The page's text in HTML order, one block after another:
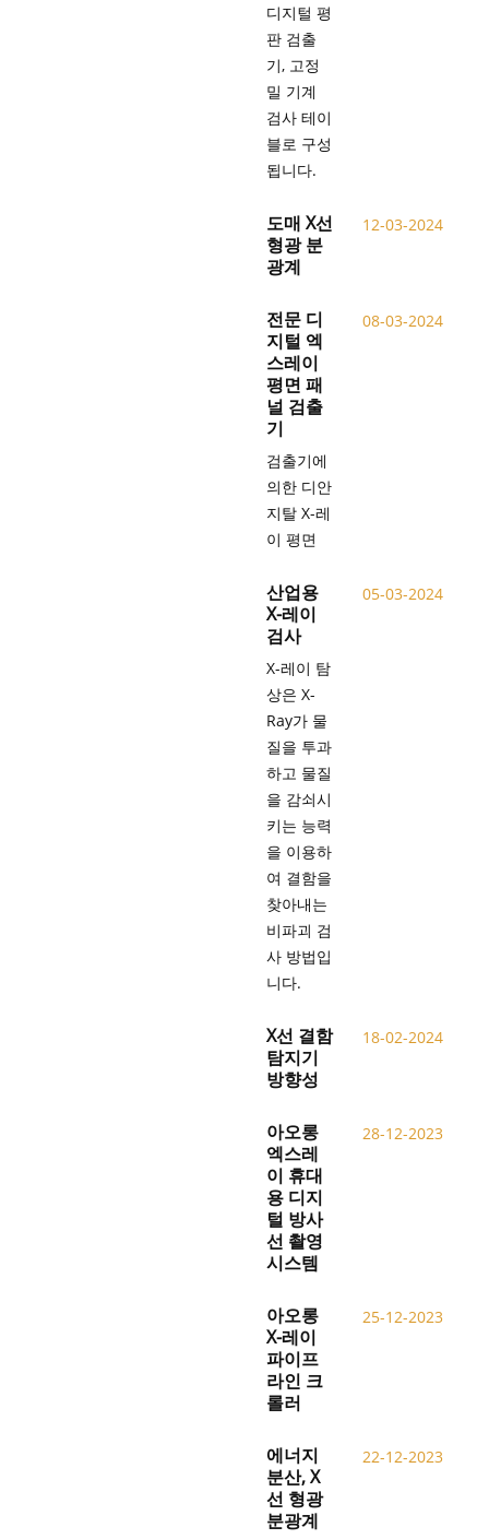
디지털 평
판 검출
기, 고정
밀 기계
검사 테이
블로 구성
됩니다.
도매 X선
형광 분
광계
12-03-2024
전문 디
지털 엑
스레이
평면 패
널 검출
기
검출기에
의한 디안
지탈 X-레
이 평면
08-03-2024
산업용
X-레이
검사
X-레이 탐
상은 X-
Ray가 물
질을 투과
하고 물질
을 감쇠시
키는 능력
을 이용하
여 결함을
찾아내는
비파괴 검
사 방법입
니다.
05-03-2024
X선 결함
탐지기
방향성
18-02-2024
아오롱
엑스레
이 휴대
용 디지
털 방사
선 촬영
시스템
28-12-2023
아오롱
X-레이
파이프
라인 크
롤러
25-12-2023
에너지
분산, X
선 형광
분광계
22-12-2023